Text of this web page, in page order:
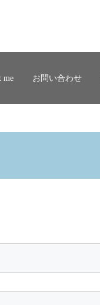
me お問い合わせ